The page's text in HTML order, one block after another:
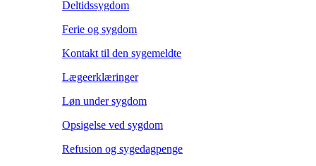
Deltidssygdom
Ferie og sygdom
Kontakt til den sygemeldte
Lægeerklæringer
Løn under sygdom
Opsigelse ved sygdom
Refusion og sygedagpenge